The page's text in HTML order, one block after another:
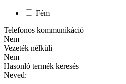
Fém
Telefonos kommunikáció
Nem
Vezeték nélküli
Nem
Hasonló termék keresés
Neved: